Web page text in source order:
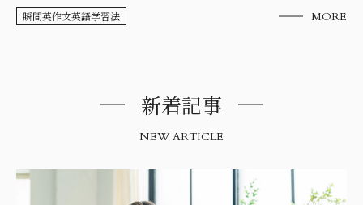
瞬間英作文英語学習法 MORE
新着記事
NEW ARTICLE